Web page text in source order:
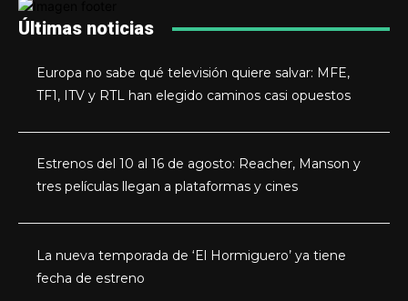
Últimas noticias
Europa no sabe qué televisión quiere salvar: MFE,
TF1, ITV y RTL han elegido caminos casi opuestos
Estrenos del 10 al 16 de agosto: Reacher, Manson y
tres películas llegan a plataformas y cines
La nueva temporada de ‘El Hormiguero’ ya tiene
fecha de estreno